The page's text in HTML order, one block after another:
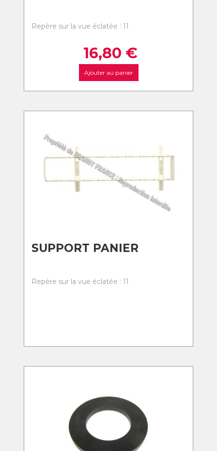
Repère sur la vue éclatée : 11
16,80 €
Ajouter au panier
SUPPORT PANIER
Repère sur la vue éclatée : 11